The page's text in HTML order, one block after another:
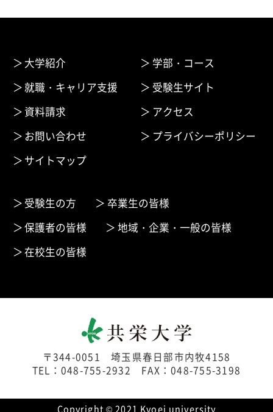
大学紹介
学部・コース
就職・キャリア支援
受験生サイト
資料請求
アクセス
お問い合わせ
プライバシーポリシー
サイトマップ
受験生の方
卒業生の皆様
保護者の皆様
地域・企業・一般の皆様
在校生の皆様
〒344-0051 埼玉県春日部市内牧4158
TEL：048-755-2932 FAX：048-755-3198
Copyright © 2021 Kyoei university